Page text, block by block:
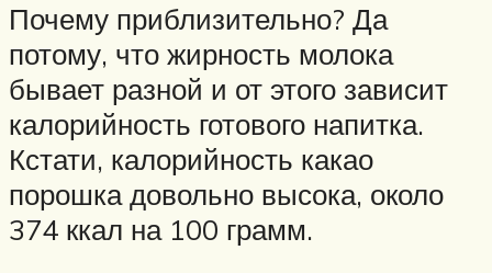
Почему приблизительно? Да
потому, что жирность молока
бывает разной и от этого зависит
калорийность готового напитка.
Кстати, калорийность какао
порошка довольно высока, около
374 ккал на 100 грамм.